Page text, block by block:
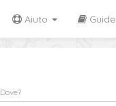
Aiuto Guide